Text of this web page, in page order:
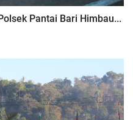
Pantai Bari Himbau...